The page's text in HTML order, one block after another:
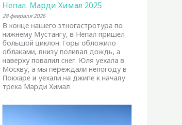
Непал. Марди Химал 2025
28 февраля 2026
В конце нашего этногастротура по
нижнему Мустангу, в Непал пришел
большой циклон. Горы обложило
облаками, внизу поливал дождь, а
наверху повалил снег. Юля уехала в
Москву, а мы переждали непогоду в
Покхаре и уехали на джипе к началу
трека Марди Химал